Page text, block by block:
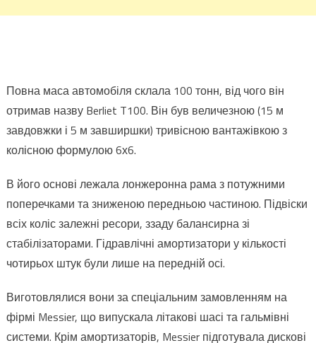
Повна маса автомобіля склала 100 тонн, від чого він
отримав назву Berliet T100. Він був величезною (15 м
завдовжки і 5 м завширшки) тривісною вантажівкою з
колісною формулою 6х6.
В його основі лежала лонжеронна рама з потужними
поперечками та зниженою передньою частиною. Підвіски
всіх коліс залежні ресори, ззаду балансирна зі
стабілізаторами. Гідравлічні амортизатори у кількості
чотирьох штук були лише на передній осі.
Виготовлялися вони за спеціальним замовленням на
фірмі Messier, що випускала літакові шасі та гальмівні
системи. Крім амортизаторів, Messier підготувала дискові